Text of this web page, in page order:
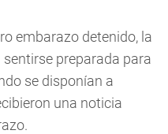
embarazo detenido, la
preparada para
se disponían a
una noticia